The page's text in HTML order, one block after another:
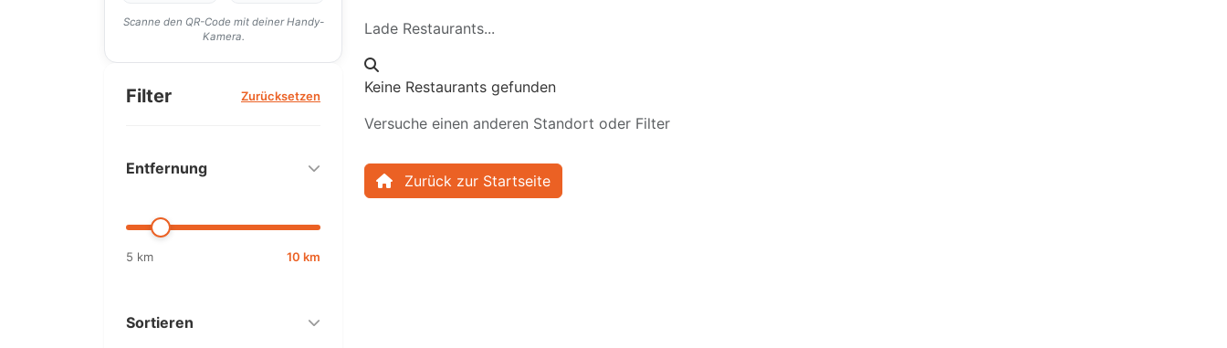
Scanne den QR-Code mit deiner Handy-
Kamera.
Filter Zurücksetzen
Entfernung
5 km 10 km
Sortieren
Lade Restaurants...
Keine Restaurants gefunden
Versuche einen anderen Standort oder Filter
Zurück zur Startseite